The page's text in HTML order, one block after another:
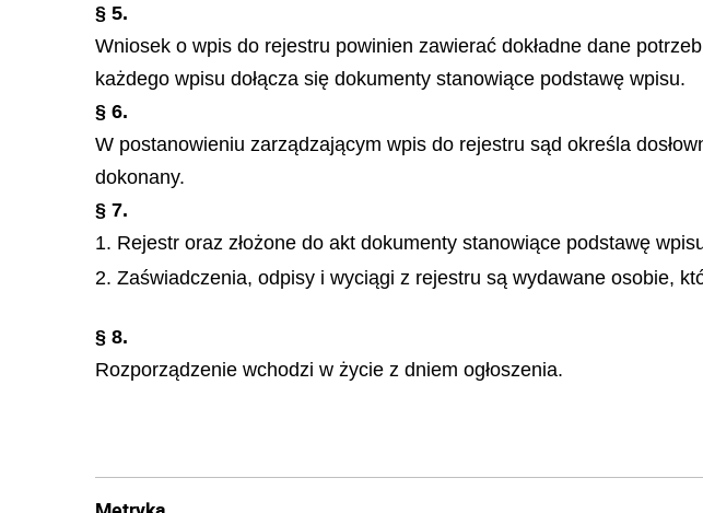
§ 5.
Wniosek o wpis do rejestru powinien zawierać dokładne dane
każdego wpisu dołącza się dokumenty stanowiące podstawę wpisu.
§ 6.
W postanowieniu zarządzającym wpis do rejestru sąd określa
dokonany.
§ 7.
1. Rejestr oraz złożone do akt dokumenty stanowiące podstawę
2. Zaświadczenia, odpisy i wyciągi z rejestru są wydawane osobie,
§ 8.
Rozporządzenie wchodzi w życie z dniem ogłoszenia.